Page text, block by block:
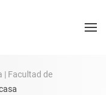
| Facultad de